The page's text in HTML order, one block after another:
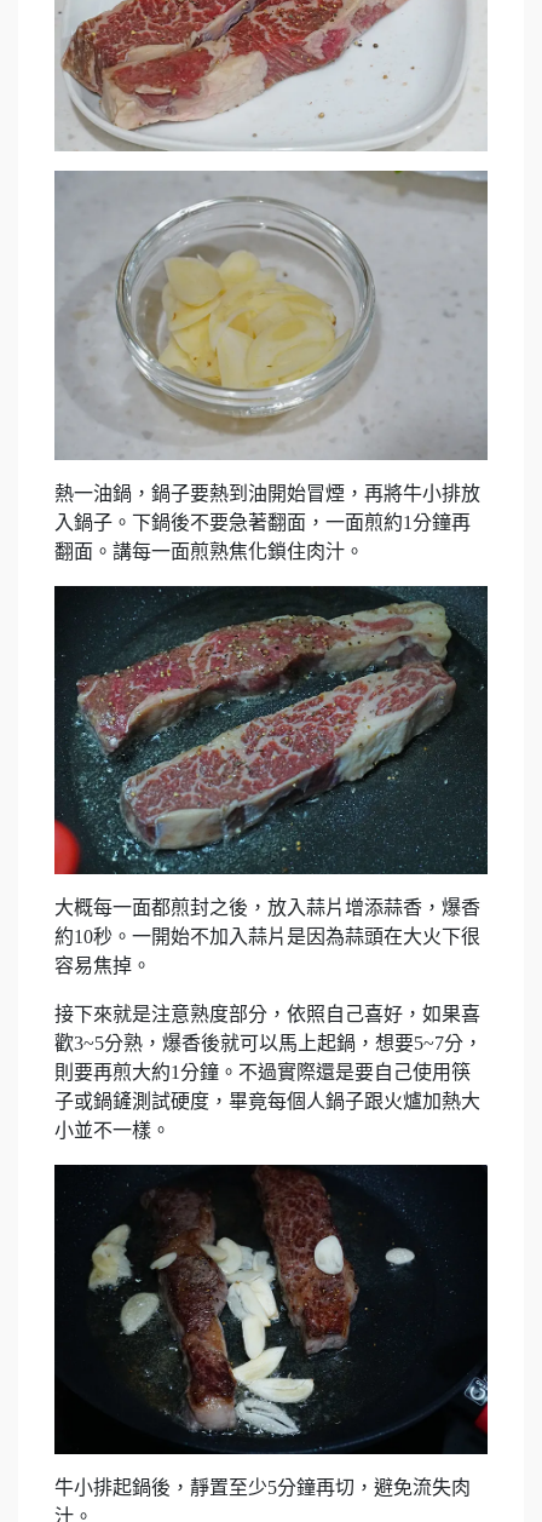
熱一油鍋，鍋子要熱到油開始冒煙，再將牛小排放
入鍋子。下鍋後不要急著翻面，一面煎約1分鐘再
翻面。講每一面煎熟焦化鎖住肉汁。
大概每一面都煎封之後，放入蒜片增添蒜香，爆香
約10秒。一開始不加入蒜片是因為蒜頭在大火下很
容易焦掉。
接下來就是注意熟度部分，依照自己喜好，如果喜
歡3~5分熟，爆香後就可以馬上起鍋，想要5~7分，
則要再煎大約1分鐘。不過實際還是要自己使用筷
子或鍋鏟測試硬度，畢竟每個人鍋子跟火爐加熱大
小並不一樣。
牛小排起鍋後，靜置至少5分鐘再切，避免流失肉
汁。